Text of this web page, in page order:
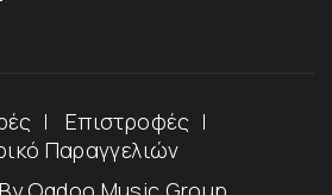
Επιστροφές
Παραγγελιών